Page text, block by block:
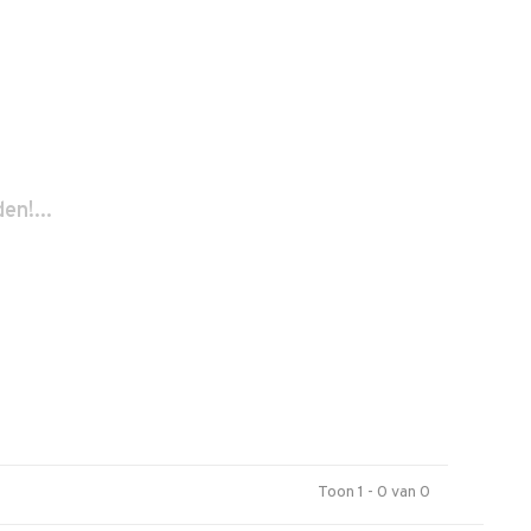
Toon 1 - 0 van 0